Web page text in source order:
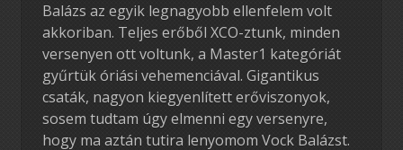
Balázs az egyik legnagyobb ellenfelem volt
akkoriban. Teljes erőből XCO-ztunk, minden
versenyen ott voltunk, a Master1 kategóriát
gyűrtük óriási vehemenciával. Gigantikus
csaták, nagyon kiegyenlített erőviszonyok,
sosem tudtam úgy elmenni egy versenyre,
hogy ma aztán tutira lenyomom Vock Balázst.